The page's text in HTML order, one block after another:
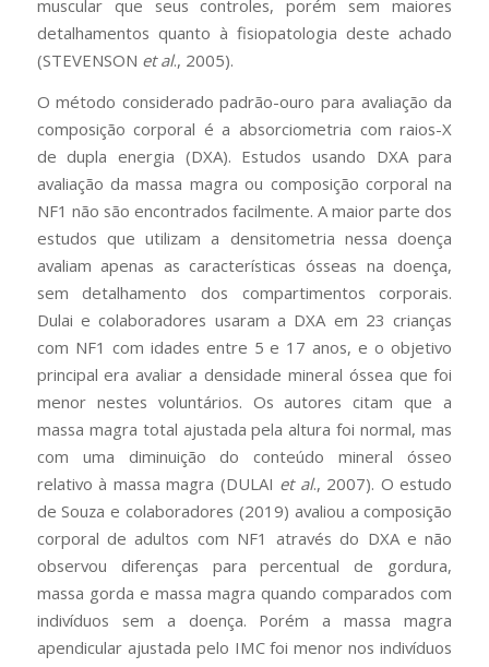
muscular que seus controles, porém sem maiores
detalhamentos quanto à fisiopatologia deste achado
(STEVENSON et al., 2005).
O método considerado padrão-ouro para avaliação da
composição corporal é a absorciometria com raios-X
de dupla energia (DXA). Estudos usando DXA para
avaliação da massa magra ou composição corporal na
NF1 não são encontrados facilmente. A maior parte dos
estudos que utilizam a densitometria nessa doença
avaliam apenas as características ósseas na doença,
sem detalhamento dos compartimentos corporais.
Dulai e colaboradores usaram a DXA em 23 crianças
com NF1 com idades entre 5 e 17 anos, e o objetivo
principal era avaliar a densidade mineral óssea que foi
menor nestes voluntários. Os autores citam que a
massa magra total ajustada pela altura foi normal, mas
com uma diminuição do conteúdo mineral ósseo
relativo à massa magra (DULAI et al., 2007). O estudo
de Souza e colaboradores (2019) avaliou a composição
corporal de adultos com NF1 através do DXA e não
observou diferenças para percentual de gordura,
massa gorda e massa magra quando comparados com
indivíduos sem a doença. Porém a massa magra
apendicular ajustada pelo IMC foi menor nos indivíduos